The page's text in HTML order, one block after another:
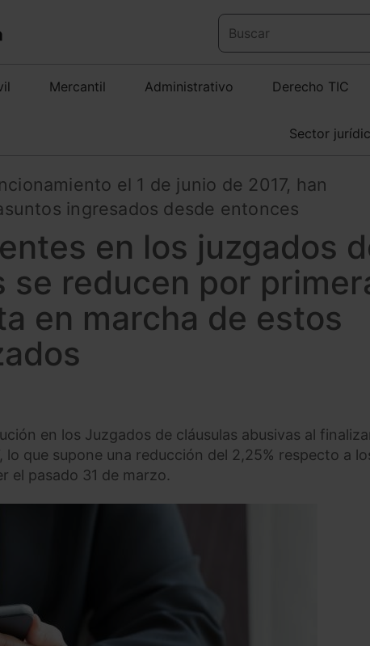
Mercantil Administrativo Derecho TIC
Sector
el 1 de junio de 2017, han
ingresados desde entonces
en los juzgados
se reducen por
en marcha de estos
en los Juzgados de cláusulas abusivas al
que supone una reducción del 2,25% respecto a
el pasado 31 de marzo.